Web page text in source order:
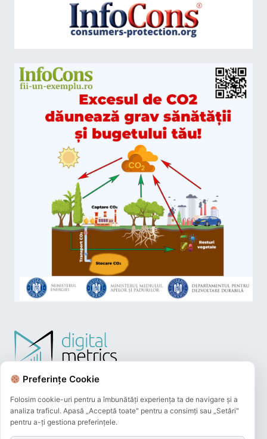
Preferințe Cookie
Folosim cookie-uri pentru a îmbunătăți experiența ta de navigare și a
analiza traficul. Apasă „Acceptă toate" pentru a consimți sau „Setări"
pentru a-ți gestiona preferințele.